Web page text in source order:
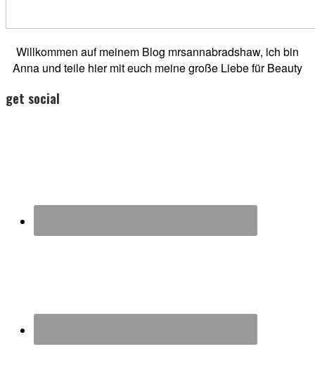
Willkommen auf meinem Blog mrsannabradshaw, ich bin
Anna und teile hier mit euch meine große Liebe für Beauty
get social